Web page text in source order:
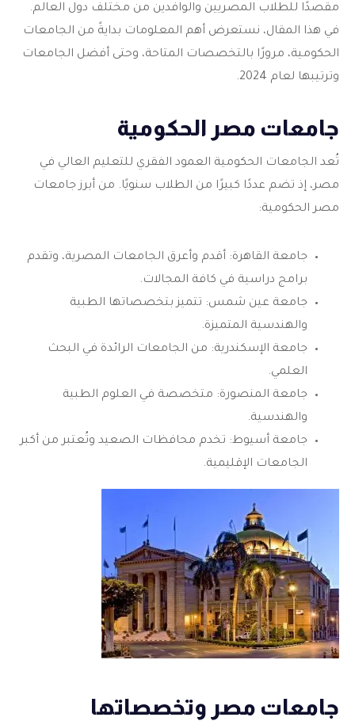
مقصدًا للطلاب المصريين والوافدين من مختلف دول العالم.
في هذا المقال، نستعرض أهم المعلومات بدايةً من الجامعات
الحكومية، مرورًا بالتخصصات المتاحة، وحتى أفضل الجامعات
وترتيبها لعام 2024.
جامعات مصر الحكومية
تُعد الجامعات الحكومية العمود الفقري للتعليم العالي في
مصر، إذ تضم عددًا كبيرًا من الطلاب سنويًا. من أبرز جامعات
مصر الحكومية:
جامعة القاهرة: أقدم وأعرق الجامعات المصرية، وتقدم
برامج دراسية في كافة المجالات.
جامعة عين شمس: تتميز بتخصصاتها الطبية
والهندسية المتميزة.
جامعة الإسكندرية: من الجامعات الرائدة في البحث
العلمي.
جامعة المنصورة: متخصصة في العلوم الطبية
والهندسية.
جامعة أسيوط: تخدم محافظات الصعيد وتُعتبر من أكبر
الجامعات الإقليمية.
جامعات مصر وتخصصاتها